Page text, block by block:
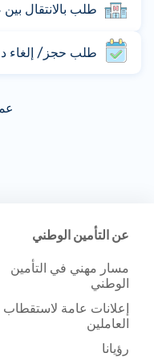
طلب بالانتقال بين
طلب حجز/ إلغاء
عن التأمين الوطني
مسار مهني في التأمين
الوطني
إعلانات عامة لاستقطاب
العاملين
رؤيانا